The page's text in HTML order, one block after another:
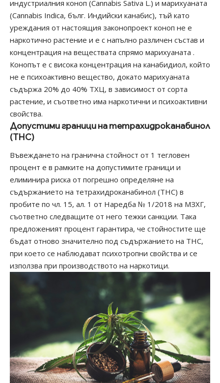
индустриалния коноп (Cannabis Sativa L.) и марихуаната
(Cannabis Indica, бълг. Индийски канабис), тъй като
уреждания от настоящия законопроект коноп не е
наркотично растение и е с напълно различен състав и
концентрация на веществата спрямо марихуаната .
Конопът е с висока концентрация на канабидиол, който
не е психоактивно вещество, докато марихуаната
съдържа 20% до 40% ТХЦ, в зависимост от сорта
растение, и съответно има наркотични и психоактивни
свойства.
Допустими граници на тетрахидроканабинол
(ТНС)
Въвеждането на гранична стойност от 1 тегловен
процент е в рамките на допустимите граници и
елиминира риска от погрешно определяне на
съдържанието на тетрахидроканабинол (ТНС) в
пробите по чл. 15, ал. 1 от Наредба № 1/2018 на МЗХГ,
съответно следващите от него тежки санкции. Така
предложеният процент гарантира, че стойностите ще
бъдат отново значително под съдържанието на ТНС,
при което се наблюдават психотропни свойства и се
използва при производството на наркотици.